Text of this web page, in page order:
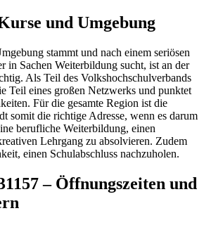
und Umgebung
stammt und nach einem seriösen
in Sachen Weiterbildung sucht, ist an der
Als Teil des Volkshochschulverbands
Teil eines großen Netzwerks und punktet
Für die gesamte Region ist die
somit die richtige Adresse, wenn es darum
berufliche Weiterbildung, einen
Lehrgang zu absolvieren. Zudem
einen Schulabschluss nachzuholen.
– Öffnungszeiten und